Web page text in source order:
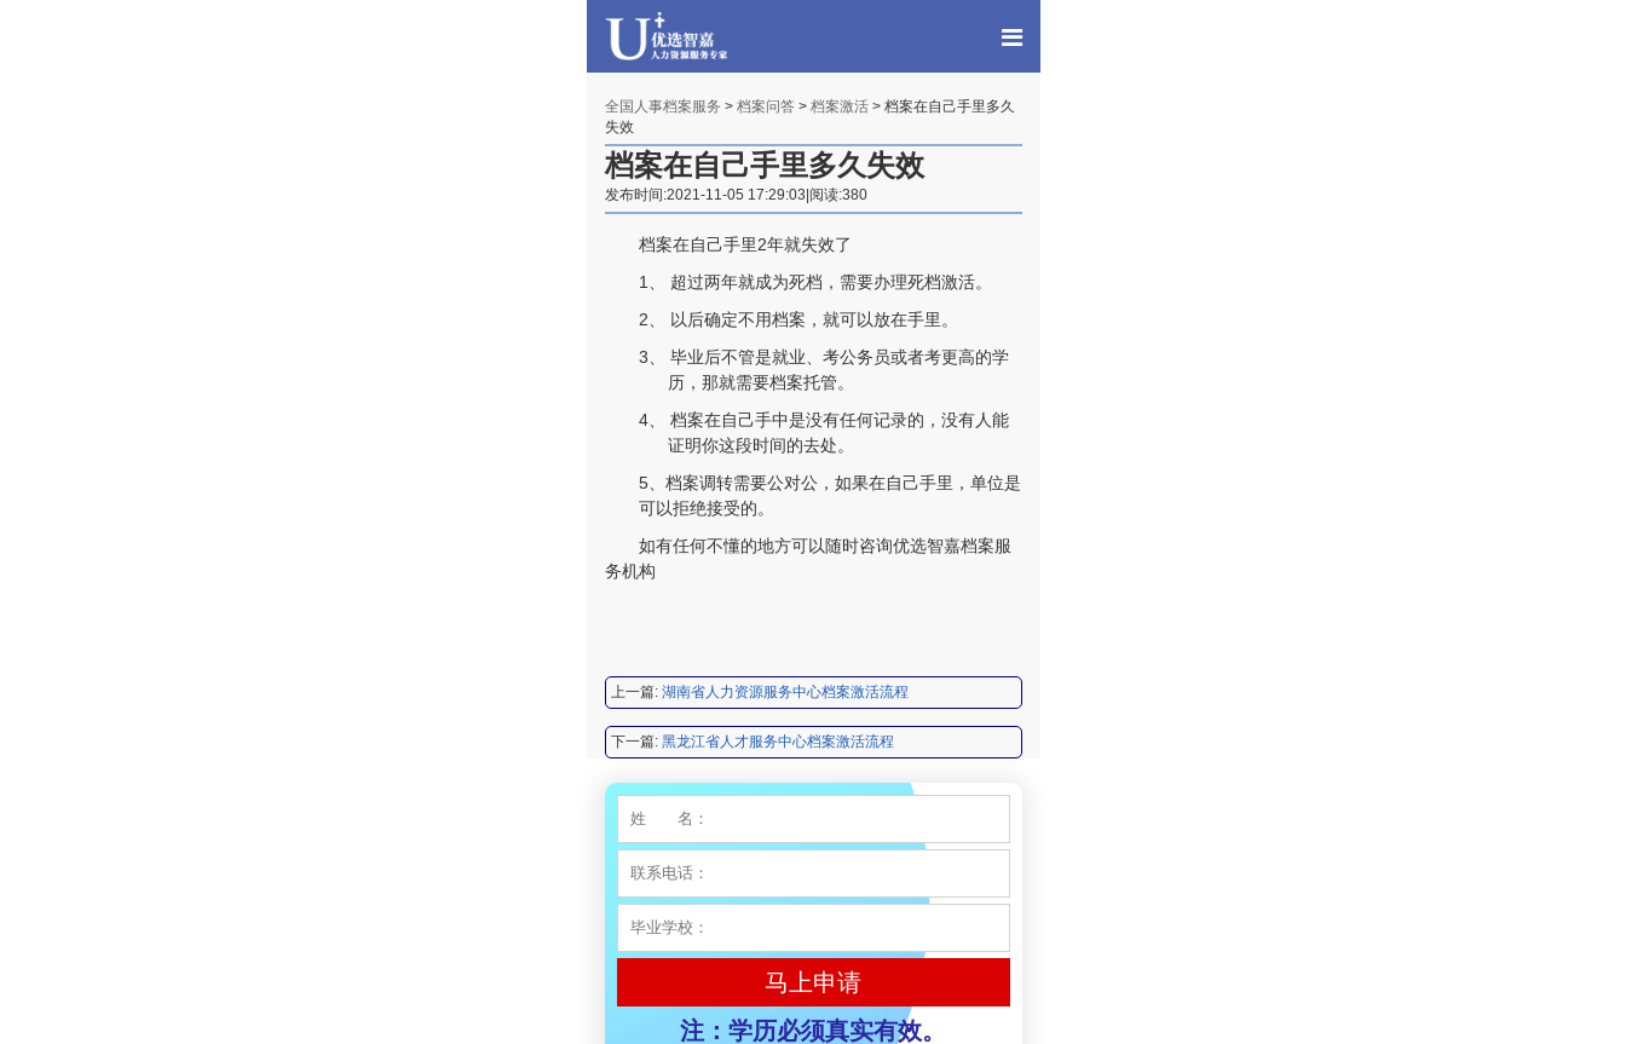
全国人事档案服务 > 档案问答 > 档案激活> 档案在自己手里多久
失效
档案在自己手里多久失效
发布时间:2021-11-05 17:29:03|阅读:380
档案在自己手里2年就失效了
1、 超过两年就成为死档，需要办理死档激活。
2、 以后确定不用档案，就可以放在手里。
3、 毕业后不管是就业、考公务员或者考更高的学
历，那就需要档案托管。
4、 档案在自己手中是没有任何记录的，没有人能
证明你这段时间的去处。
5、档案调转需要公对公，如果在自己手里，单位是
可以拒绝接受的。
如有任何不懂的地方可以随时咨询优选智嘉档案服
务机构
上一篇: 湖南省人力资源服务中心档案激活流程
下一篇: 黑龙江省人才服务中心档案激活流程
马上申请
注：学历必须真实有效。
程女士 134****3518
王小姐 185****2848
陈先生 189****1098
程女士 134****3518 【申请成功】
王小姐 181****2354 【申请成功】